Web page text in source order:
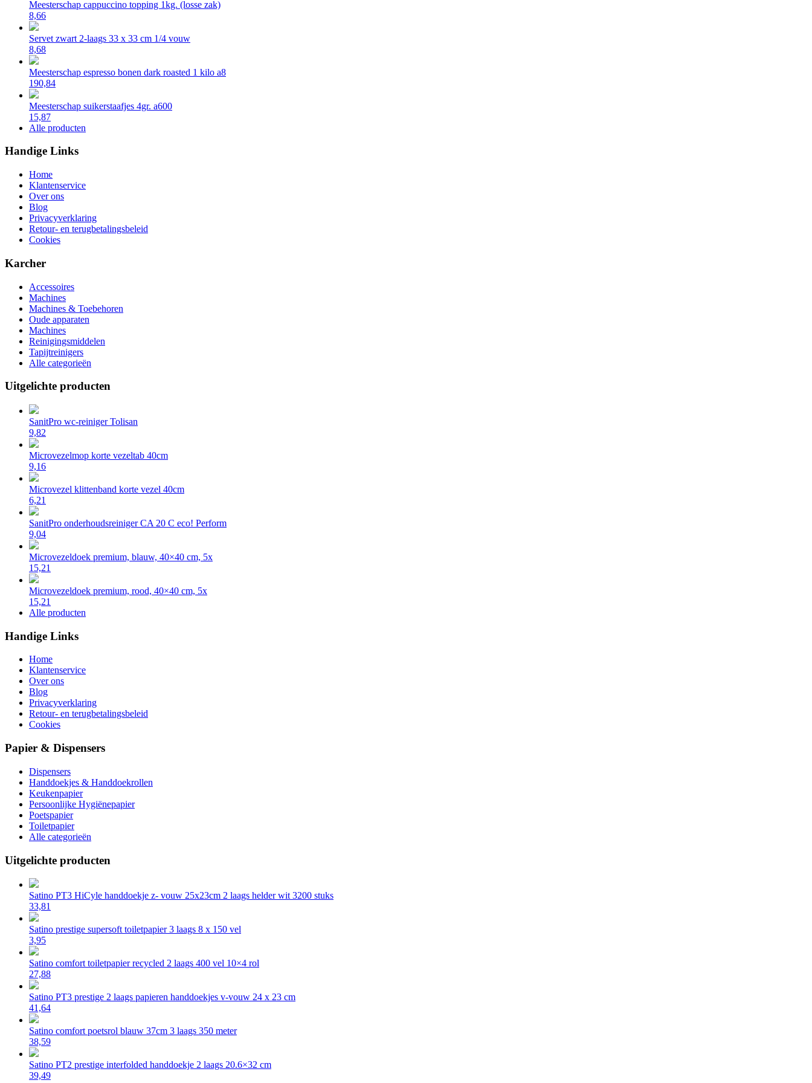
Meesterschap cappuccino topping 1kg. (losse zak)
8,66
Servet zwart 2-laags 33 x 33 cm 1/4 vouw
8,68
Meesterschap espresso bonen dark roasted 1 kilo a8
190,84
Meesterschap suikerstaafjes 4gr. a600
15,87
Alle producten
Handige Links
Home
Klantenservice
Over ons
Blog
Privacyverklaring
Retour- en terugbetalingsbeleid
Cookies
Karcher
Accessoires
Machines
Machines & Toebehoren
Oude apparaten
Machines
Reinigingsmiddelen
Tapijtreinigers
Alle categorieën
Uitgelichte producten
SanitPro wc-reiniger Tolisan
9,82
Microvezelmop korte vezeltab 40cm
9,16
Microvezel klittenband korte vezel 40cm
6,21
SanitPro onderhoudsreiniger CA 20 C eco! Perform
9,04
Microvezeldoek premium, blauw, 40×40 cm, 5x
15,21
Microvezeldoek premium, rood, 40×40 cm, 5x
15,21
Alle producten
Handige Links
Home
Klantenservice
Over ons
Blog
Privacyverklaring
Retour- en terugbetalingsbeleid
Cookies
Papier & Dispensers
Dispensers
Handdoekjes & Handdoekrollen
Keukenpapier
Persoonlijke Hygiënepapier
Poetspapier
Toiletpapier
Alle categorieën
Uitgelichte producten
Satino PT3 HiCyle handdoekje z- vouw 25x23cm 2 laags helder wit 3200 stuks
33,81
Satino prestige supersoft toiletpapier 3 laags 8 x 150 vel
3,95
Satino comfort toiletpapier recycled 2 laags 400 vel 10×4 rol
27,88
Satino PT3 prestige 2 laags papieren handdoekjes v-vouw 24 x 23 cm
41,64
Satino comfort poetsrol blauw 37cm 3 laags 350 meter
38,59
Satino PT2 prestige interfolded handdoekje 2 laags 20.6×32 cm
39,49